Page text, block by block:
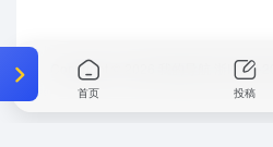
Copyright © 2026 浙ICP备
首页 投稿